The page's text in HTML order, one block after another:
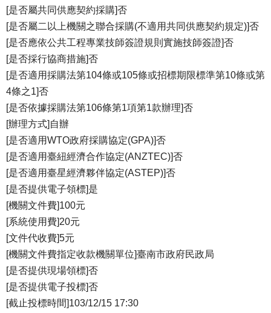
[是否屬共同供應契約採購]否
[是否屬二以上機關之聯合採購(不適用共同供應契約規定)]否
[是否應依公共工程專業技師簽證規則實施技師簽證]否
[是否採行協商措施]否
[是否適用採購法第104條或105條或招標期限標準第10條或第
4條之1]否
[是否依據採購法第106條第1項第1款辦理]否
[辦理方式]自辦
[是否適用WTO政府採購協定(GPA)]否
[是否適用臺紐經濟合作協定(ANZTEC)]否
[是否適用臺星經濟夥伴協定(ASTEP)]否
[是否提供電子領標]是
[機關文件費]100元
[系統使用費]20元
[文件代收費]5元
[機關文件費指定收款機關單位]臺南市政府民政局
[是否提供現場領標]否
[是否提供電子投標]否
[截止投標時間]103/12/15 17:30